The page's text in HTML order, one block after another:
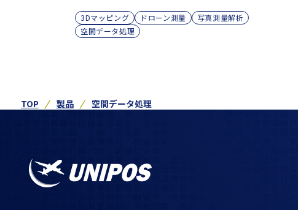
3Dマッピング ドローン測量
写真測量解析
空間データ処理
TOP 製品 空間データ処理